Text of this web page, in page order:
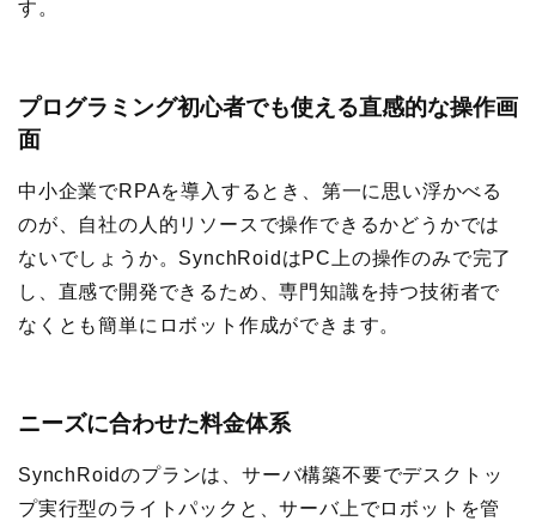
す。
プログラミング初心者でも使える直感的な操作画
面
中小企業でRPAを導入するとき、第一に思い浮かべる
のが、自社の人的リソースで操作できるかどうかでは
ないでしょうか。SynchRoidはPC上の操作のみで完了
し、直感で開発できるため、専門知識を持つ技術者で
なくとも簡単にロボット作成ができます。
ニーズに合わせた料金体系
SynchRoidのプランは、サーバ構築不要でデスクトッ
プ実行型のライトパックと、サーバ上でロボットを管